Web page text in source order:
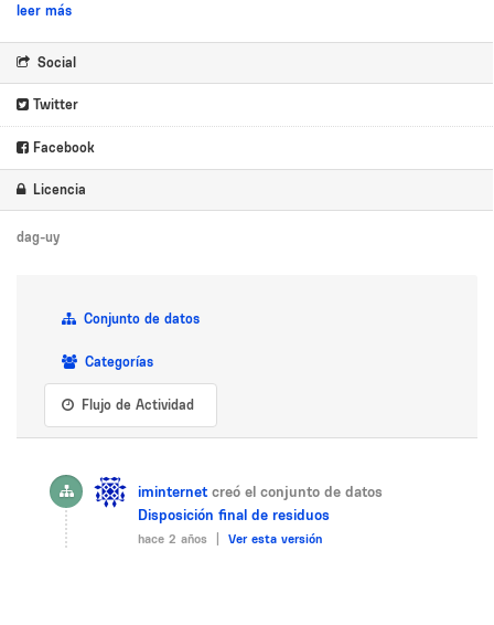
leer más
Social
Twitter
Facebook
Licencia
dag-uy
Conjunto de datos
Categorías
Flujo de Actividad
iminternet creó el conjunto de datos
Disposición final de residuos
hace 2 años | Ver esta versión